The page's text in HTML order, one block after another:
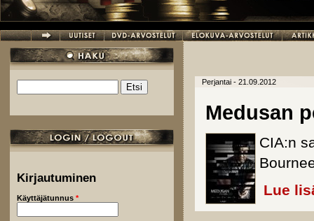
Hakulomake
Kirjautuminen
Käyttäjätunnus *
Perjantai - 21.09.2012
Medusan
CIA:n
Lue